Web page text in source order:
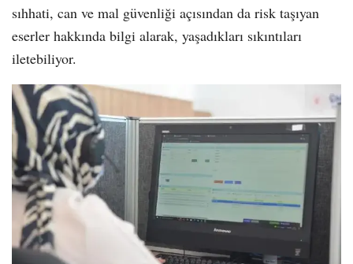
sıhhati, can ve mal güvenliği açısından da risk taşıyan
eserler hakkında bilgi alarak, yaşadıkları sıkıntıları
iletebiliyor.